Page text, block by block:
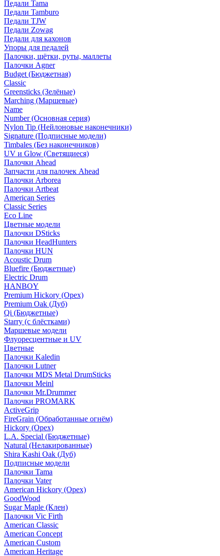
Педали Tama
Педали Tamburo
Педали TJW
Педали Zowag
Педали для кахонов
Упоры для педалей
Палочки, щётки, руты, маллеты
Палочки Agner
Budget (Бюджетная)
Classic
Greensticks (Зелёные)
Marching (Маршевые)
Name
Number (Основная серия)
Nylon Tip (Нейлоновые наконечники)
Signature (Подписные модели)
Timbales (Без наконечников)
UV и Glow (Светящиеся)
Палочки Ahead
Запчасти для палочек Ahead
Палочки Arborea
Палочки Artbeat
American Series
Classic Series
Eco Line
Цветные модели
Палочки DSticks
Палочки HeadHunters
Палочки HUN
Acoustic Drum
Bluefire (Бюджетные)
Electric Drum
HANBOY
Premium Hickory (Орех)
Premium Oak (Дуб)
Qi (Бюджетные)
Starry (с блёстками)
Маршевые модели
Флуоресцентные и UV
Цветные
Палочки Kaledin
Палочки Lutner
Палочки MDS Metal DrumSticks
Палочки Meinl
Палочки Mr.Drummer
Палочки PROMARK
ActiveGrip
FireGrain (Обработанные огнём)
Hickory (Орех)
L.A. Special (Бюджетные)
Natural (Нелакированные)
Shira Kashi Oak (Дуб)
Подписные модели
Палочки Tama
Палочки Vater
American Hickory (Орех)
GoodWood
Sugar Maple (Клен)
Палочки Vic Firth
American Classic
American Concept
American Custom
American Heritage